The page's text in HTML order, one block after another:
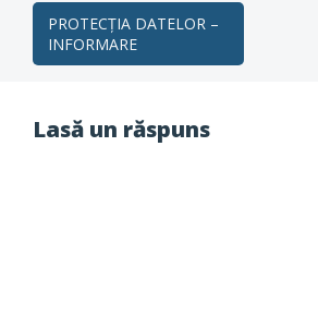
Post
navigation
PROTECȚIA DATELOR –
INFORMARE
Lasă un răspuns